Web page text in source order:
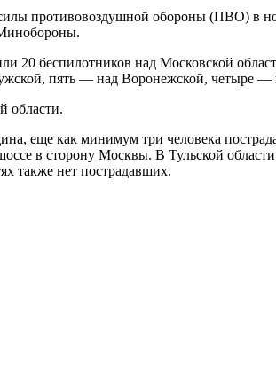
противовоздушной обороны (ПВО) в
20 беспилотников над Московской
пять — над Воронежской, четыре —
области.
еще как минимум три человека
в сторону Москвы. В Тульской
также нет пострадавших.